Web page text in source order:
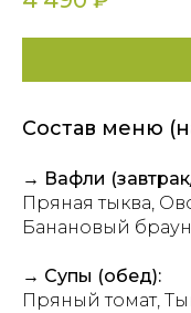
Состав меню
→ Вафли
Пряная тыква,
Банановый
→ Супы (обед):
Пряный томат,